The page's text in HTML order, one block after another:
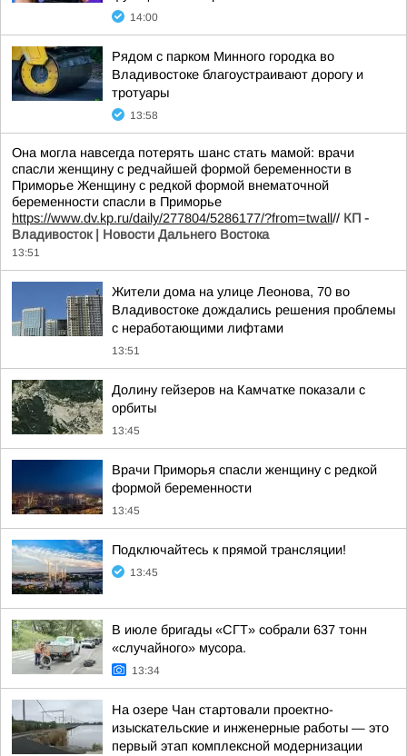
14:00
Рядом с парком Минного городка во
Владивостоке благоустраивают дорогу и
тротуары
13:58
Она могла навсегда потерять шанс стать мамой: врачи
спасли женщину с редчайшей формой беременности в
Приморье Женщину с редкой формой внематочной
беременности спасли в Приморье
https://www.dv.kp.ru/daily/277804/5286177/?from=twall// КП -
Владивосток | Новости Дальнего Востока
13:51
Жители дома на улице Леонова, 70 во
Владивостоке дождались решения проблемы
с неработающими лифтами
13:51
Долину гейзеров на Камчатке показали с
орбиты
13:45
Врачи Приморья спасли женщину с редкой
формой беременности
13:45
Подключайтесь к прямой трансляции!
13:45
В июле бригады «СГТ» собрали 637 тонн
«случайного» мусора.
13:34
На озере Чан стартовали проектно-
изыскательские и инженерные работы — это
первый этап комплексной модернизации